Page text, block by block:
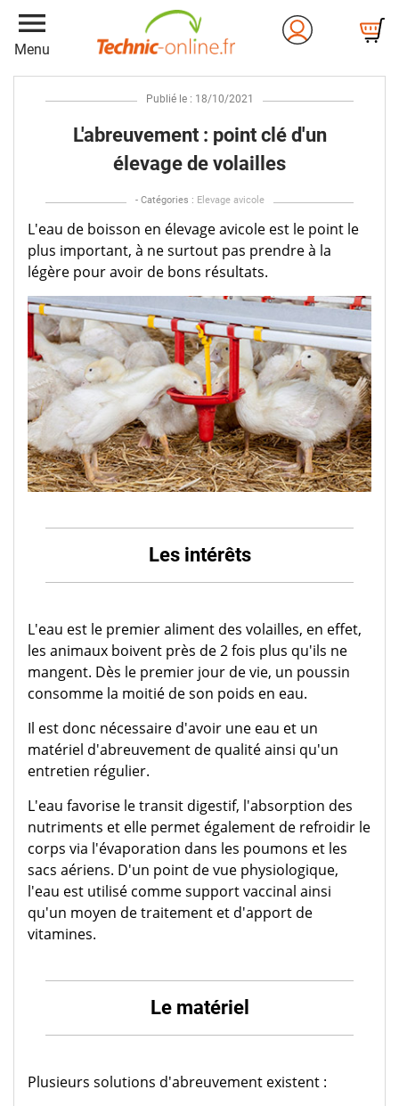
menu
Menu
Publié le : 18/10/2021
L'abreuvement : point clé d'un
élevage de volailles
- Catégories : Elevage avicole
L'eau de boisson en élevage avicole est le point le
plus important, à ne surtout pas prendre à la
légère pour avoir de bons résultats.
Les intérêts
L'eau est le premier aliment des volailles, en effet,
les animaux boivent près de 2 fois plus qu'ils ne
mangent. Dès le premier jour de vie, un poussin
consomme la moitié de son poids en eau.
Il est donc nécessaire d'avoir une eau et un
matériel d'abreuvement de qualité ainsi qu'un
entretien régulier.
L'eau favorise le transit digestif, l'absorption des
nutriments et elle permet également de refroidir le
corps via l'évaporation dans les poumons et les
sacs aériens. D'un point de vue physiologique,
l'eau est utilisé comme support vaccinal ainsi
qu'un moyen de traitement et d'apport de
vitamines.
Le matériel
Plusieurs solutions d'abreuvement existent :